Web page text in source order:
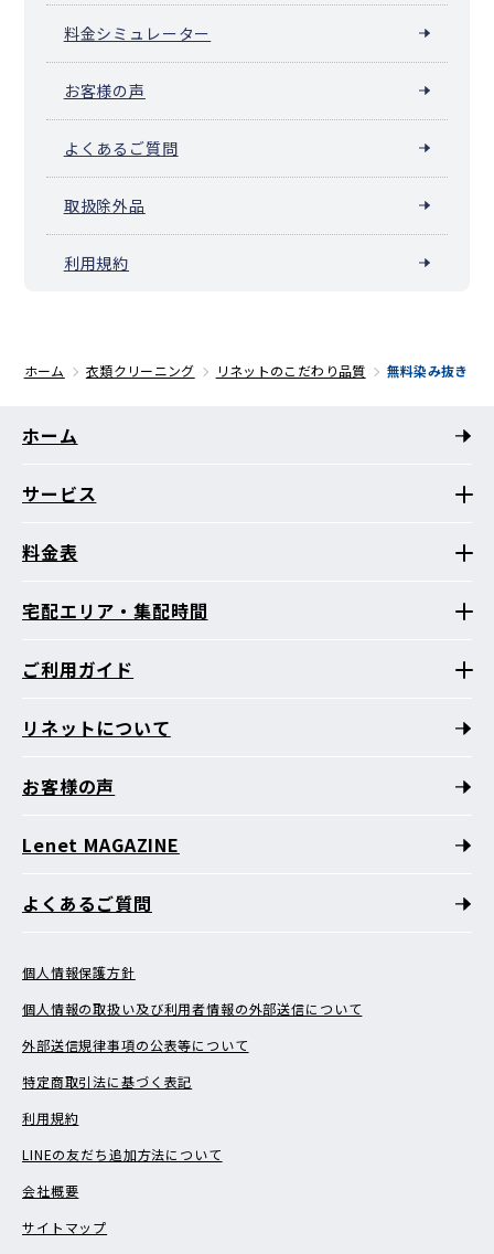
料金シミュレーター
お客様の声
よくあるご質問
取扱除外品
利用規約
ホーム 衣類クリーニング リネットのこだわり品質 無料染み抜き
ホーム
サービス
料金表
宅配エリア・集配時間
ご利用ガイド
リネットについて
お客様の声
Lenet MAGAZINE
よくあるご質問
個人情報保護方針
個人情報の取扱い及び利用者情報の外部送信について
外部送信規律事項の公表等について
特定商取引法に基づく表記
利用規約
LINEの友だち追加方法について
会社概要
サイトマップ